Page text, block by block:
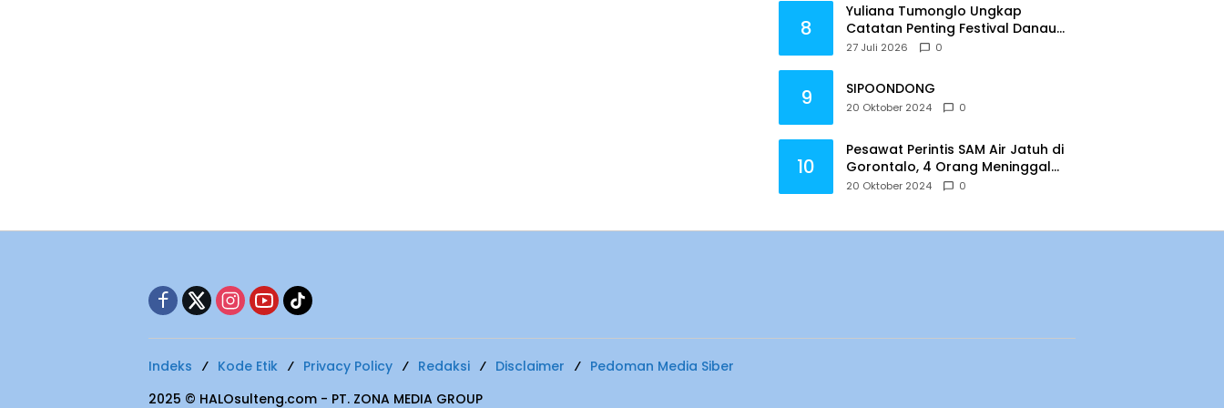
8
Yuliana Tumonglo Ungkap
Catatan Penting Festival Danau
Lindu: Parkir hingga Toilet Harus
27 Juli 2026 0
9 SIPOONDONG
20 Oktober 2024 0
10
Pesawat Perintis SAM Air Jatuh di
Gorontalo, 4 Orang Meninggal
Dunia
20 Oktober 2024 0
Indeks Kode Etik Privacy Policy Redaksi Disclaimer
Pedoman Media Siber
2025 © HALOsulteng.com - PT. ZONA MEDIA GROUP